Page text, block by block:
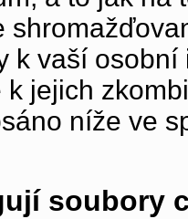
k vaší
k jejich
níže ve
soubory